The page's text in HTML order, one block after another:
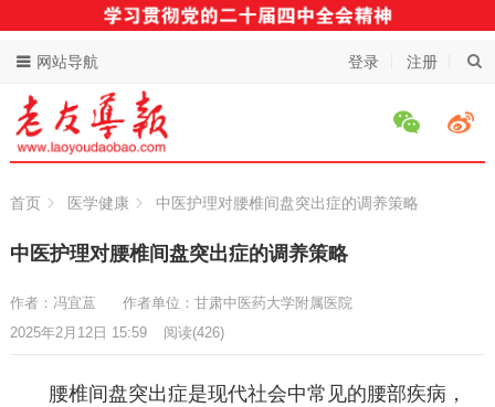
登录 注册
网站导航
首页 医学健康 中医护理对腰椎间盘突出症的调养策略
中医护理对腰椎间盘突出症的调养策略
作者：冯宜蒀
作者单位：甘肃中医药大学附属医院
2025年2月12日 15:59
阅读(426)
腰椎间盘突出症是现代社会中常见的腰部疾病，